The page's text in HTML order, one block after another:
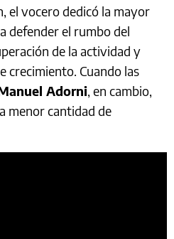
el vocero dedicó la mayor
defender el rumbo del
de la actividad y
crecimiento. Cuando las
Adorni, en cambio,
menor cantidad de